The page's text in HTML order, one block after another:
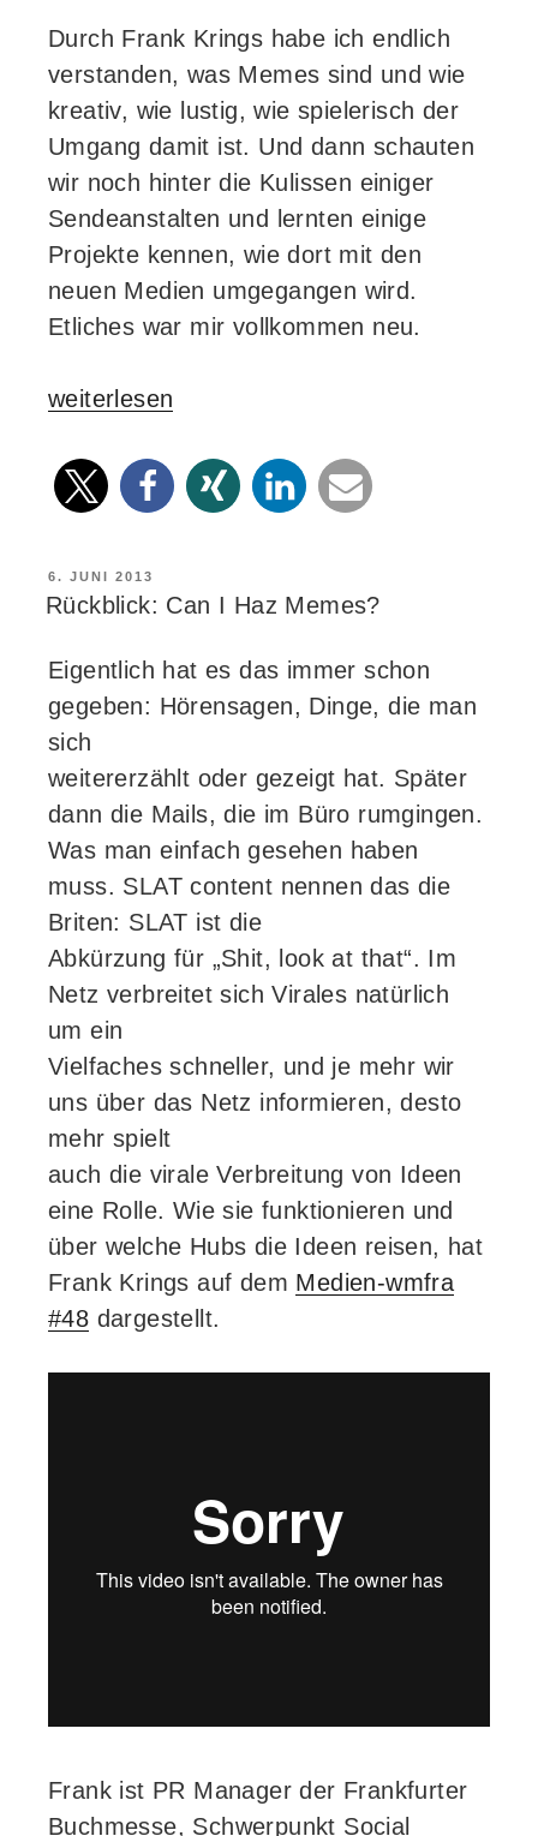
Durch Frank Krings habe ich endlich
verstanden, was Memes sind und wie
kreativ, wie lustig, wie spielerisch der
Umgang damit ist. Und dann schauten
wir noch hinter die Kulissen einiger
Sendeanstalten und lernten einige
Projekte kennen, wie dort mit den
neuen Medien umgegangen wird.
Etliches war mir vollkommen neu.
„Wie
Fisch
im
–
mein
Webmontag
Frankfurt“
weiterlesen
VERÖFFENTLICHT
AM
6. JUNI 2013
Rückblick: Can I Haz Memes?
Eigentlich hat es das immer schon
gegeben: Hörensagen, Dinge, die man
sich
weitererzählt oder gezeigt hat. Später
dann die Mails, die im Büro rumgingen.
Was man einfach gesehen haben
muss. SLAT content nennen das die
Briten: SLAT ist die
Abkürzung für „Shit, look at that“. Im
Netz verbreitet sich Virales natürlich
um ein
Vielfaches schneller, und je mehr wir
uns über das Netz informieren, desto
mehr spielt
auch die virale Verbreitung von Ideen
eine Rolle. Wie sie funktionieren und
über welche Hubs die Ideen reisen, hat
Frank Krings auf dem Medien-wmfra
#48 dargestellt.
Frank ist PR Manager der Frankfurter
Buchmesse, Schwerpunkt Social